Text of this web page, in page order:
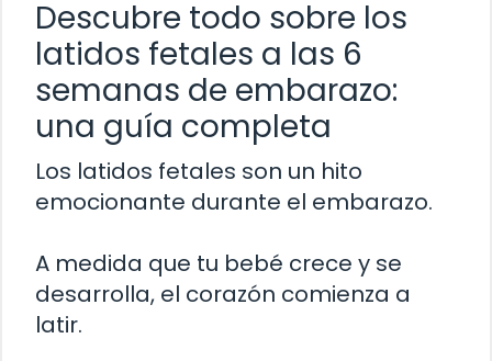
Descubre todo sobre los
latidos fetales a las 6
semanas de embarazo:
una guía completa
Los latidos fetales son un hito
emocionante durante el embarazo.
A medida que tu bebé crece y se
desarrolla, el corazón comienza a
latir.